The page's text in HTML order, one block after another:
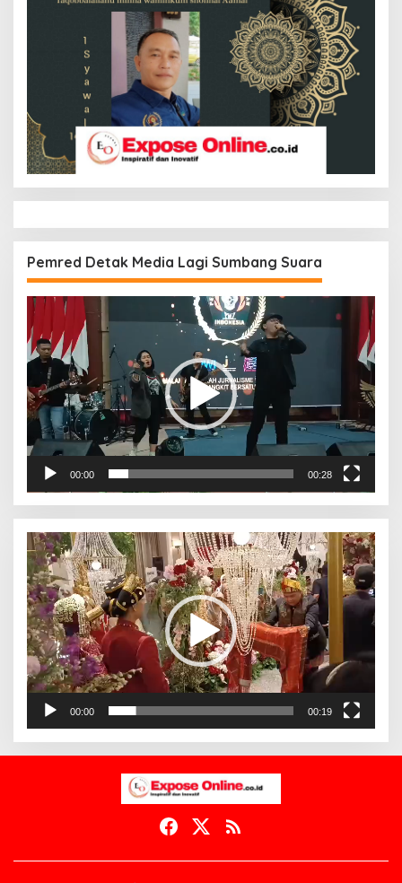
Pemred Detak Media Lagi Sumbang Suara
Pemutar
Video
00:00 00:28
Pemutar
Video
00:00 00:19